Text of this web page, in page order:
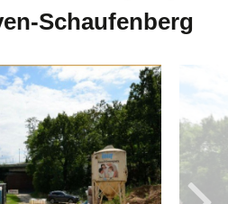
Schaufenberg